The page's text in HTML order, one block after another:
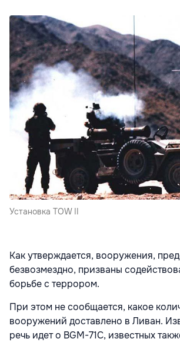
Установка TOW II
Как утверждается, вооружения,
безвозмездно, призваны
борьбе с террором.
При этом не сообщается, какое
вооружений доставлено в Ливан.
речь идет о BGM-71C, известных